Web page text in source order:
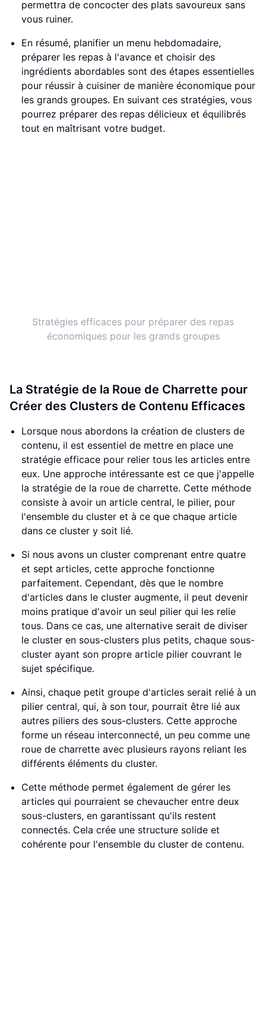
permettra de concocter des plats savoureux sans
vous ruiner.
En résumé, planifier un menu hebdomadaire,
préparer les repas à l'avance et choisir des
ingrédients abordables sont des étapes essentielles
pour réussir à cuisiner de manière économique pour
les grands groupes. En suivant ces stratégies, vous
pourrez préparer des repas délicieux et équilibrés
tout en maîtrisant votre budget.
Stratégies efficaces pour préparer des repas
économiques pour les grands groupes
La Stratégie de la Roue de Charrette pour
Créer des Clusters de Contenu Efficaces
Lorsque nous abordons la création de clusters de
contenu, il est essentiel de mettre en place une
stratégie efficace pour relier tous les articles entre
eux. Une approche intéressante est ce que j'appelle
la stratégie de la roue de charrette. Cette méthode
consiste à avoir un article central, le pilier, pour
l'ensemble du cluster et à ce que chaque article
dans ce cluster y soit lié.
Si nous avons un cluster comprenant entre quatre
et sept articles, cette approche fonctionne
parfaitement. Cependant, dès que le nombre
d'articles dans le cluster augmente, il peut devenir
moins pratique d'avoir un seul pilier qui les relie
tous. Dans ce cas, une alternative serait de diviser
le cluster en sous-clusters plus petits, chaque sous-
cluster ayant son propre article pilier couvrant le
sujet spécifique.
Ainsi, chaque petit groupe d'articles serait relié à un
pilier central, qui, à son tour, pourrait être lié aux
autres piliers des sous-clusters. Cette approche
forme un réseau interconnecté, un peu comme une
roue de charrette avec plusieurs rayons reliant les
différents éléments du cluster.
Cette méthode permet également de gérer les
articles qui pourraient se chevaucher entre deux
sous-clusters, en garantissant qu'ils restent
connectés. Cela crée une structure solide et
cohérente pour l'ensemble du cluster de contenu.